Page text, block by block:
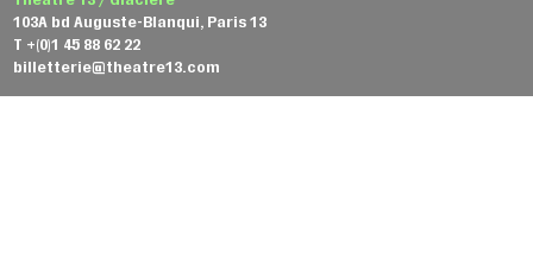
103A bd Auguste-Blanqui, Paris 13
T +(0)1 45 88 62 22
billetterie@theatre13.com